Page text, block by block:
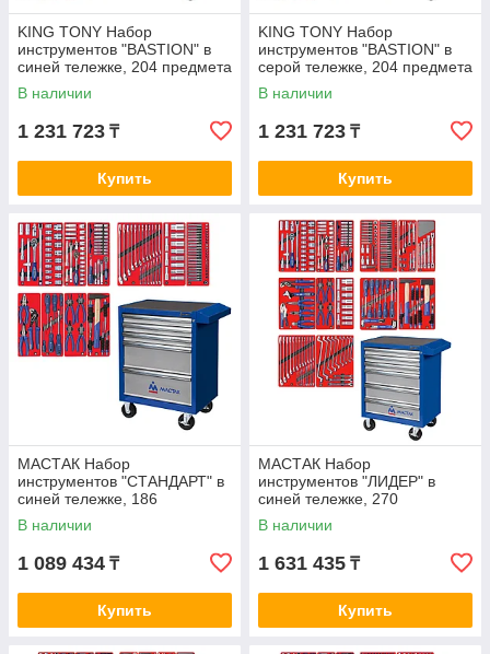
KING TONY Набор
инструментов "BASTION" в
синей тележке, 204 предмета
KING TONY 934-100AMB
В наличии
1 231 723 ₸
Купить
KING TONY Набор
инструментов "BASTION" в
серой тележке, 204 предмета
KING TONY 934-100AMG
В наличии
1 231 723 ₸
Купить
МАСТАК Набор
инструментов "СТАНДАРТ" в
синей тележке, 186
предметов МАСТАК 52-
05186B
В наличии
1 089 434 ₸
Купить
МАСТАК Набор
инструментов "ЛИДЕР" в
синей тележке, 270
предметов МАСТАК 52-
06270B
В наличии
1 631 435 ₸
Купить